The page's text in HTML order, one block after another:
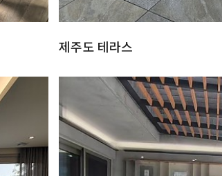
제주도 테라스